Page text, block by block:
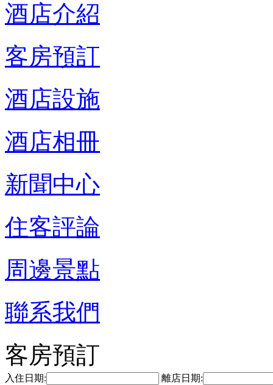
酒店介紹
客房預訂
酒店設施
酒店相冊
新聞中心
住客評論
周邊景點
聯系我們
客房預訂
入住日期: 離店日期: